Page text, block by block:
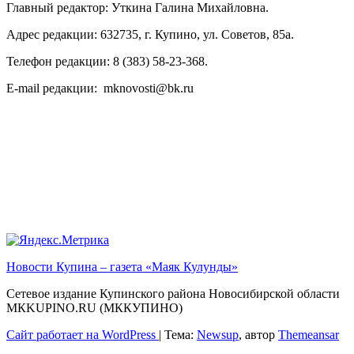
Главный редактор: Уткина Галина Михайловна.
Адрес редакции: 632735, г. Купино, ул. Советов, 85а.
Телефон редакции: 8 (383) 58-23-368.
E-mail редакции: mknovosti@bk.ru
Новости Купина – газета «Маяк Кулунды»
Сетевое издание Купинского района Новосибирской области
МКKUPINO.RU (МККУПИНО)
Сайт работает на WordPress
Тема: Newsup, автор Themeansar